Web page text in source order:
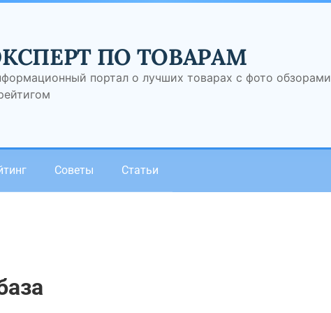
ПО ТОВАРАМ
портал о лучших товарах с фото обзорами
Советы Статьи